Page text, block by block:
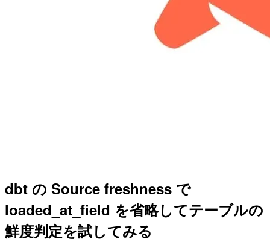
dbt の Source freshness で
loaded_at_field を省略してテーブルの
鮮度判定を試してみる